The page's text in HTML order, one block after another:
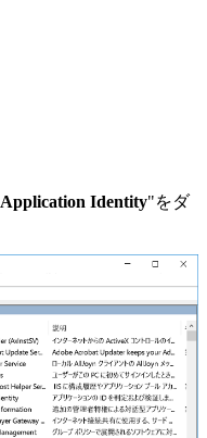
Application Identity"をダ